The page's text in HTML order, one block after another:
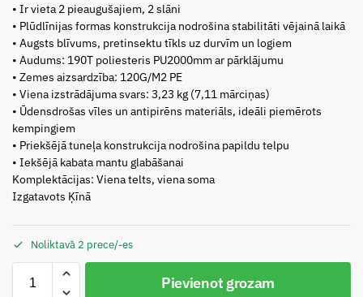
• Ir vieta 2 pieaugušajiem, 2 slāni
• Plūdlīnijas formas konstrukcija nodrošina stabilitāti vējainā laikā
• Augsts blīvums, pretinsektu tīkls uz durvīm un logiem
• Audums: 190T poliesteris PU2000mm ar pārklājumu
• Zemes aizsardzība: 120G/M2 PE
• Viena izstrādājuma svars: 3,23 kg (7,11 mārciņas)
• Ūdensdrošas vīles un antipirēns materiāls, ideāli piemērots
kempingiem
• Priekšējā tuneļa konstrukcija nodrošina papildu telpu
• Iekšējā kabata mantu glabāšanai
Komplektācijas: Viena telts, viena soma
Izgatavots Ķīnā
Noliktavā 2 prece/-es
Pievienot grozam